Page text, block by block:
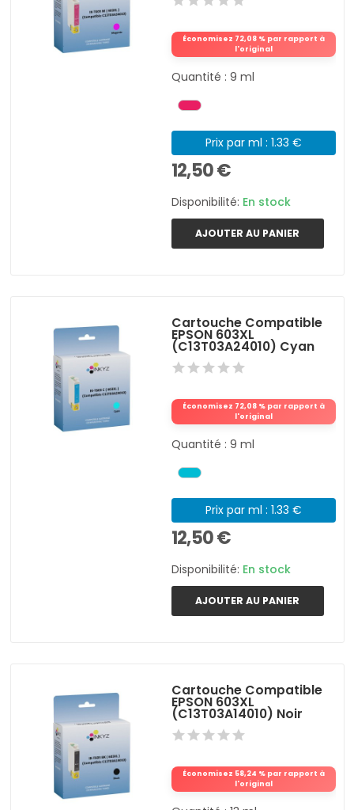
Économisez 72,08 % par rapport à
l'original
Quantité : 9 ml
Prix par ml : 1.33 €
12,50 €
Disponibilité: En stock
AJOUTER AU PANIER
Cartouche Compatible
EPSON 603XL
(C13T03A24010) Cyan
Économisez 72,08 % par rapport à
l'original
Quantité : 9 ml
Prix par ml : 1.33 €
12,50 €
Disponibilité: En stock
AJOUTER AU PANIER
Cartouche Compatible
EPSON 603XL
(C13T03A14010) Noir
Économisez 58,24 % par rapport à
l'original